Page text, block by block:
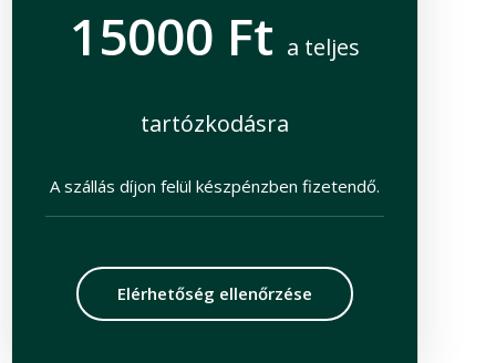
15000 Ft a teljes
tartózkodásra
A szállás díjon felül készpénzben fizetendő.
Elérhetőség ellenőrzése